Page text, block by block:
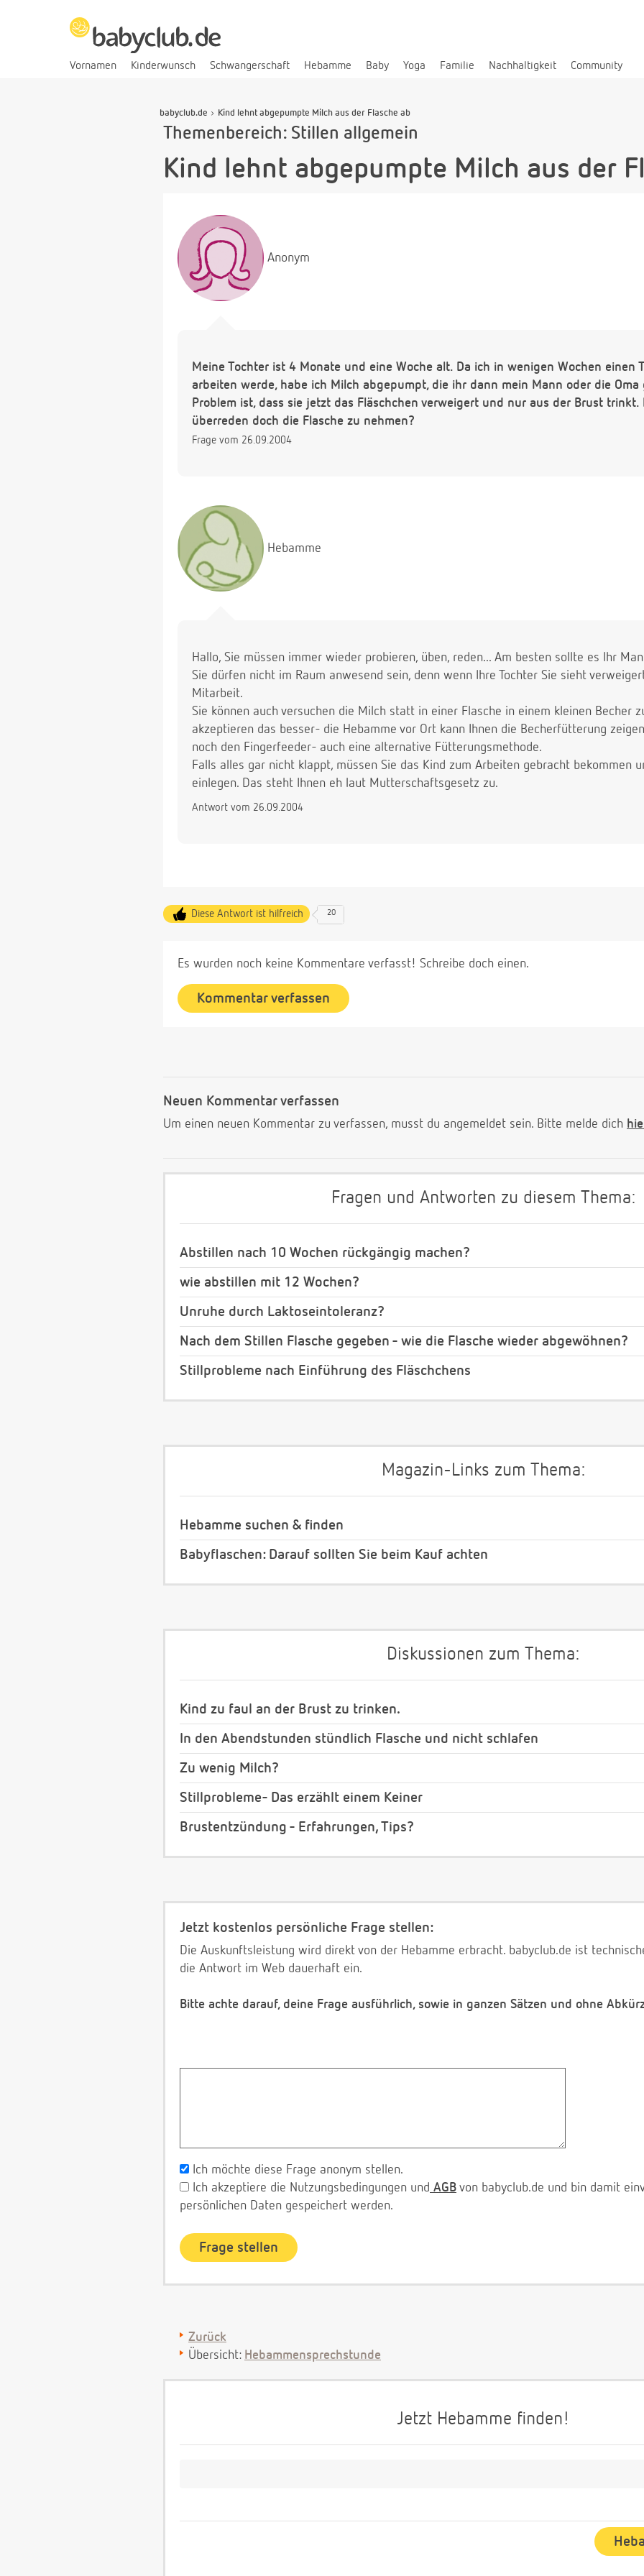
Vornamen Kinderwunsch Schwangerschaft Hebamme Baby Yoga Familie Nachhaltigkeit Community
babyclub.de Kind lehnt abgepumpte Milch aus der Flasche ab
Themenbereich: Stillen allgemein
Kind lehnt abgepumpte Milch aus der
Anonym
Meine Tochter ist 4 Monate und eine Woche alt. Da ich in wenigen Wochen einen
arbeiten werde, habe ich Milch abgepumpt, die ihr dann mein Mann oder die Oma
Problem ist, dass sie jetzt das Fläschchen verweigert und nur aus der Brust
überreden doch die Flasche zu nehmen?
Frage vom 26.09.2004
Hebamme
Hallo, Sie müssen immer wieder probieren, üben, reden... Am besten sollte es Ihr
Sie dürfen nicht im Raum anwesend sein, denn wenn Ihre Tochter Sie sieht
Mitarbeit.
Sie können auch versuchen die Milch statt in einer Flasche in einem kleinen Becher
akzeptieren das besser- die Hebamme vor Ort kann Ihnen die Becherfütterung
noch den Fingerfeeder- auch eine alternative Fütterungsmethode.
Falls alles gar nicht klappt, müssen Sie das Kind zum Arbeiten gebracht bekommen
einlegen. Das steht Ihnen eh laut Mutterschaftsgesetz zu.
Antwort vom 26.09.2004
Diese Antwort ist hilfreich 20
Es wurden noch keine Kommentare verfasst! Schreibe doch einen.
Kommentar verfassen
Neuen Kommentar verfassen
Um einen neuen Kommentar zu verfassen, musst du angemeldet sein. Bitte melde dich
Fragen und Antworten zu diesem Thema:
Abstillen nach 10 Wochen rückgängig machen?
wie abstillen mit 12 Wochen?
Unruhe durch Laktoseintoleranz?
Nach dem Stillen Flasche gegeben - wie die Flasche wieder abgewöhnen?
Stillprobleme nach Einführung des Fläschchens
Magazin-Links zum Thema:
Hebamme suchen & finden
Babyflaschen: Darauf sollten Sie beim Kauf achten
Diskussionen zum Thema:
Kind zu faul an der Brust zu trinken.
In den Abendstunden stündlich Flasche und nicht schlafen
Zu wenig Milch?
Stillprobleme- Das erzählt einem Keiner
Brustentzündung - Erfahrungen, Tips?
Jetzt kostenlos persönliche Frage stellen:
Die Auskunftsleistung wird direkt von der Hebamme erbracht. babyclub.de ist
die Antwort im Web dauerhaft ein.
Bitte achte darauf, deine Frage ausführlich, sowie in ganzen Sätzen und ohne
Ich möchte diese Frage anonym stellen.
Ich akzeptiere die Nutzungsbedingungen und AGB von babyclub.de und bin damit
persönlichen Daten gespeichert werden.
Zurück
Übersicht: Hebammensprechstunde
Jetzt Hebamme finden!